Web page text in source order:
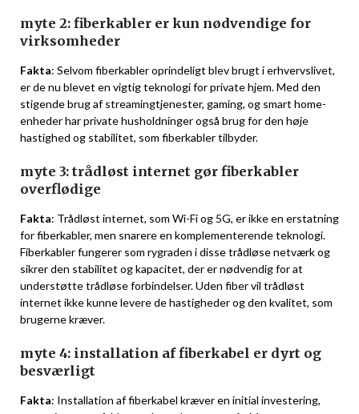
myte 2: fiberkabler er kun nødvendige for
virksomheder
Fakta: Selvom fiberkabler oprindeligt blev brugt i erhvervslivet,
er de nu blevet en vigtig teknologi for private hjem. Med den
stigende brug af streamingtjenester, gaming, og smart home-
enheder har private husholdninger også brug for den høje
hastighed og stabilitet, som fiberkabler tilbyder.
myte 3: trådløst internet gør fiberkabler
overflødige
Fakta: Trådløst internet, som Wi-Fi og 5G, er ikke en erstatning
for fiberkabler, men snarere en komplementerende teknologi.
Fiberkabler fungerer som rygraden i disse trådløse netværk og
sikrer den stabilitet og kapacitet, der er nødvendig for at
understøtte trådløse forbindelser. Uden fiber vil trådløst
internet ikke kunne levere de hastigheder og den kvalitet, som
brugerne kræver.
myte 4: installation af fiberkabel er dyrt og
besværligt
Fakta: Installation af fiberkabel kræver en initial investering,